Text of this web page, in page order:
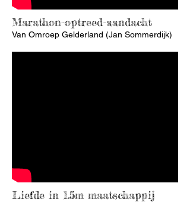
Marathon-optreed-aandacht
Van Omroep Gelderland (Jan Sommerdijk)
Liefde in 1.5m maatschappij